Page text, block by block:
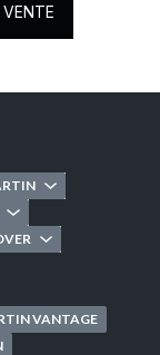
VANTAGE